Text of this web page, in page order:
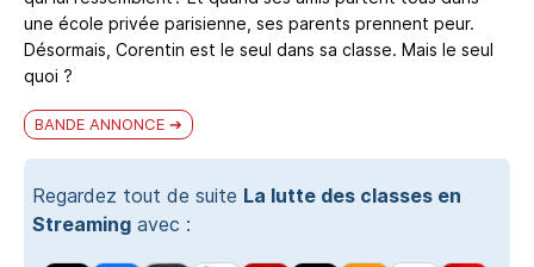
une école privée parisienne, ses parents prennent peur.
Désormais, Corentin est le seul dans sa classe. Mais le seul
quoi ?
BANDE ANNONCE
Regardez tout de suite La lutte des classes en
Streaming avec :